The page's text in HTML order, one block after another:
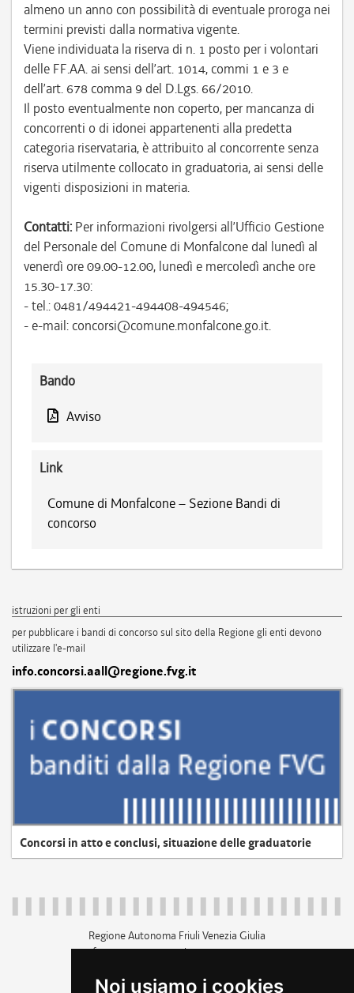
Noi usiamo i cookies
almeno un anno con possibilità di eventuale proroga nei
termini previsti dalla normativa vigente.
Viene individuata la riserva di n. 1 posto per i volontari
delle FF.AA. ai sensi dell’art. 1014, commi 1 e 3 e
dell’art. 678 comma 9 del D.Lgs. 66/2010.
Il posto eventualmente non coperto, per mancanza di
concorrenti o di idonei appartenenti alla predetta
categoria riservataria, è attribuito al concorrente senza
riserva utilmente collocato in graduatoria, ai sensi delle
vigenti disposizioni in materia.
Contatti: Per informazioni rivolgersi all’Ufficio Gestione
del Personale del Comune di Monfalcone dal lunedì al
venerdì ore 09.00-12.00, lunedì e mercoledì anche ore
15.30-17.30:
- tel.: 0481/494421-494408-494546;
- e-mail: concorsi@comune.monfalcone.go.it.
Bando
Avviso
Link
Comune di Monfalcone – Sezione Bandi di
concorso
istruzioni per gli enti
per pubblicare i bandi di concorso sul sito della Regione gli enti devono
utilizzare l'e-mail
info.concorsi.aall@regione.fvg.it
Concorsi in atto e conclusi, situazione delle graduatorie
Regione Autonoma Friuli Venezia Giulia
c.f. 80014930327; p.iva 00526040324
+39 040 3771111